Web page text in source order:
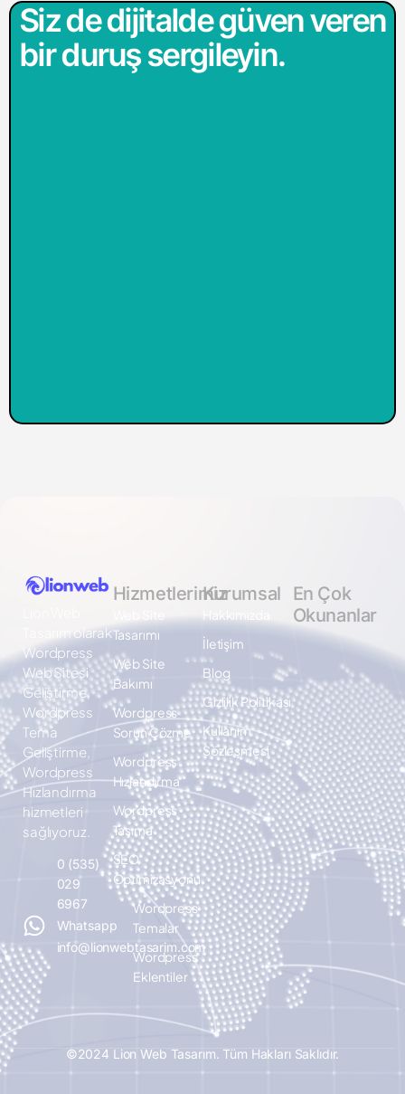
Siz de dijitalde güven veren
bir duruş sergileyin.
Tasarım olarak
Wordpress
Web Sitesi
Geliştirme,
Wordpress
Tema
Geliştirme,
Wordpress
Hızlandırma
hizmetleri
sağlıyoruz.
0 (535)
029
6967
Whatsapp
info@lionwebtasarim.com
Hizmetlerimiz
Tasarımı
Web Site
Bakımı
Wordpress
Sorun Çözme
Wordpress
Hızlandırma
Wordpress
Taşıma
SEO
Optimizasyonu
Wordpress
Temalar
Wordpress
Eklentiler
Kurumsal
Hakkımızda
İletişim
Blog
Gizlilik Politikası
Kullanım
Sözleşmesi
En Çok
Okunanlar
©2024 Lion Web Tasarım. Tüm Hakları Saklıdır.